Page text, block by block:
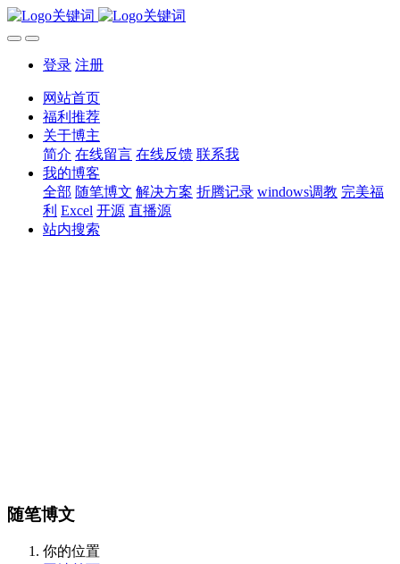
登录 注册
网站首页
福利推荐
关于博主
简介 在线留言 在线反馈 联系我
我的博客
全部 随笔博文 解决方案 折腾记录 windows调教 完美福
利 Excel 开源 直播源
站内搜索
随笔博文
你的位置